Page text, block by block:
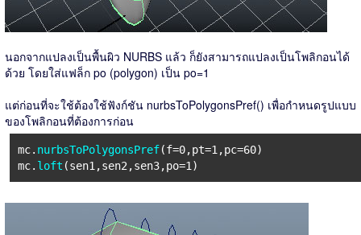
นอกจากแปลงเป็นพื้นผิว NURBS แล้ว ก็ยังสามารถแปลงเป็นโพลิกอนได้
ด้วย โดยใส่แฟล็ก po (polygon) เป็น po=1
แต่ก่อนที่จะใช้ต้องใช้ฟังก์ชัน nurbsToPolygonsPref() เพื่อกำหนดรูปแบบ
ของโพลิกอนที่ต้องการก่อน
mc. nurbsToPolygonsPref(f=0,pt=1,pc=60)
mc. loft (sen1,sen2,sen3,po=1)